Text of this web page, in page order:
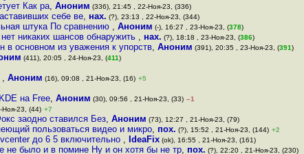
Как ра, Аноним (336), 21:45 , 22-Ноя-23, (336)
себе ве, нах. (?), 23:13 , 22-Ноя-23, (344)
штука По сравнению , Аноним (-), 16:27 , 23-Ноя-23, (378)
никаких шансов обнаружить , нах. (?), 18:18 , 23-Ноя-23, (386)
в основном из уважения к упорств, Аноним (391), 20:35 , 23-Ноя-23, (391)
(411), 20:05 , 24-Ноя-23, (411)
, Аноним (16), 09:08 , 21-Ноя-23, (16) +5
на Free, Аноним (30), 09:56 , 21-Ноя-23, (33) –1
Ноя-23, (44) +7
заодно ставился Без, Аноним (73), 12:27 , 21-Ноя-23, (79)
пользоваться видео и микро, пох. (?), 15:52 , 21-Ноя-23, (144) +2
до 6 5 включительно , IdeaFix (ok), 16:55 , 21-Ноя-23, (161)
не было и в помине Ну и он хотя бы не тр, пох. (?), 22:20 , 21-Ноя-23, (230)